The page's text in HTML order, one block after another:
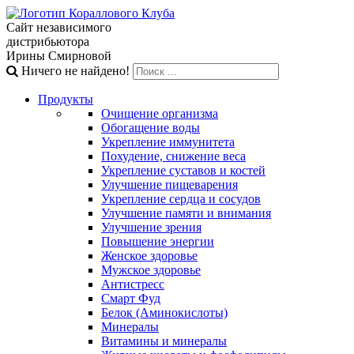
Сайт независимого
дистрибьютора
Ирины Смирновой
Ничего не найдено!
Продукты
Очищение организма
Обогащение воды
Укрепление иммунитета
Похудение, снижение веса
Укрепление суставов и костей
Улучшение пищеварения
Укрепление сердца и сосудов
Улучшение памяти и внимания
Улучшение зрения
Повышение энергии
Женское здоровье
Мужское здоровье
Антистресс
Смарт Фуд
Белок (Аминокислоты)
Минералы
Витамины и минералы